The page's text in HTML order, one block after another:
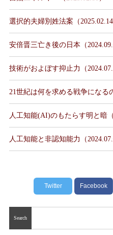
選択的夫婦別姓法案（2025.02.14
安倍晋三亡き後の日本（
技術がおよぼす抑止力（
21世紀は何を求める戦争になる
人工知能(AI)のもたらす明と暗（
人工知能と非認知能力（
Twitter Facebook
Search